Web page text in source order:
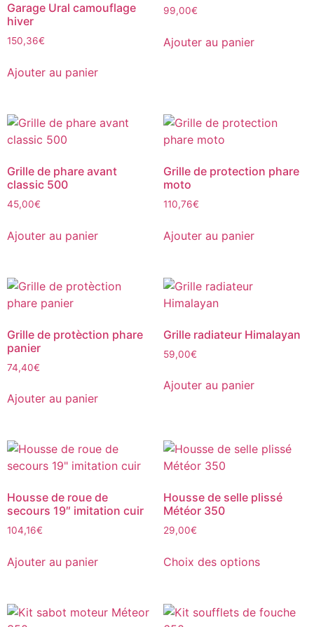
Garage Ural camouflage
hiver
150,36€
Ajouter au panier
99,00€
Ajouter au panier
Grille de phare avant
classic 500
45,00€
Ajouter au panier
Grille de protection phare
moto
110,76€
Ajouter au panier
Grille de protèction phare
panier
74,40€
Ajouter au panier
Grille radiateur Himalayan
59,00€
Ajouter au panier
Housse de roue de
secours 19″ imitation cuir
104,16€
Ajouter au panier
Housse de selle plissé
Météor 350
29,00€
Choix des options